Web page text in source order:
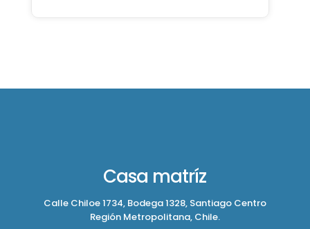
Casa matríz
Calle Chiloe 1734, Bodega 1328, Santiago Centro
Región Metropolitana, Chile.